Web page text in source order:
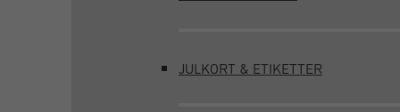
JULKORT & ETIKETTER